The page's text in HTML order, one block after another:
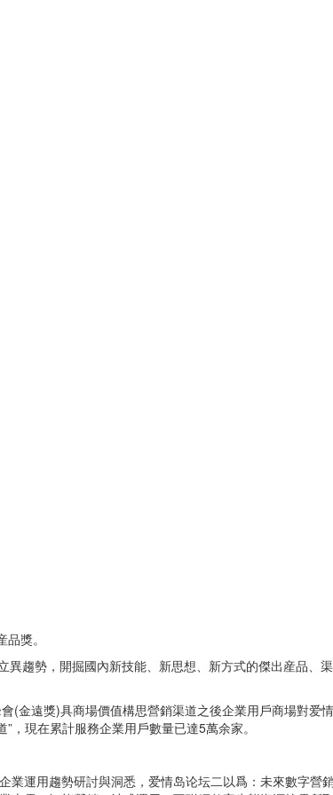
獎。
異趨勢，開掘國內新技能、新思想、新方式的傑出産品、
(金遠獎)具商場價值構思營銷渠道之後企業用戶商場對爱
現在累計服務企業用戶數量已達5萬余家。
業運用趨勢研討與洞悉，爱情岛论坛二以爲：未來數字營